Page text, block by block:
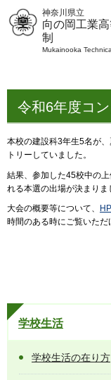
神奈川県立
向の岡工業
制
Mukainooka
令和6年度コ
本校の建設科3年生5名が
トリーしていました。
結果、参加した45校中の
れる本選の出場が決まりま
大会の概要等について、
時間のある時にご覧いただ
学校生活
学校生活の在り方